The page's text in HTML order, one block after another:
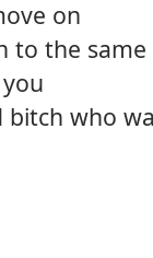
on
to the
bitch who